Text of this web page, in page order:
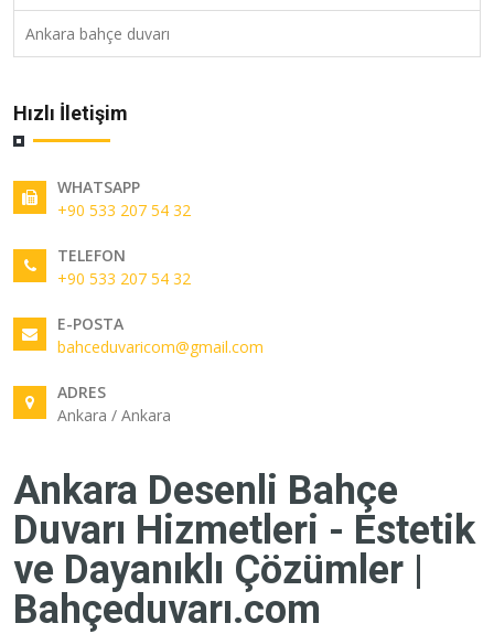
Ankara bahçe duvarı
Hızlı İletişim
WHATSAPP
+90 533 207 54 32
TELEFON
+90 533 207 54 32
E-POSTA
bahceduvaricom@gmail.com
ADRES
Ankara / Ankara
Ankara Desenli Bahçe
Duvarı Hizmetleri - Estetik
ve Dayanıklı Çözümler |
Bahçeduvarı.com